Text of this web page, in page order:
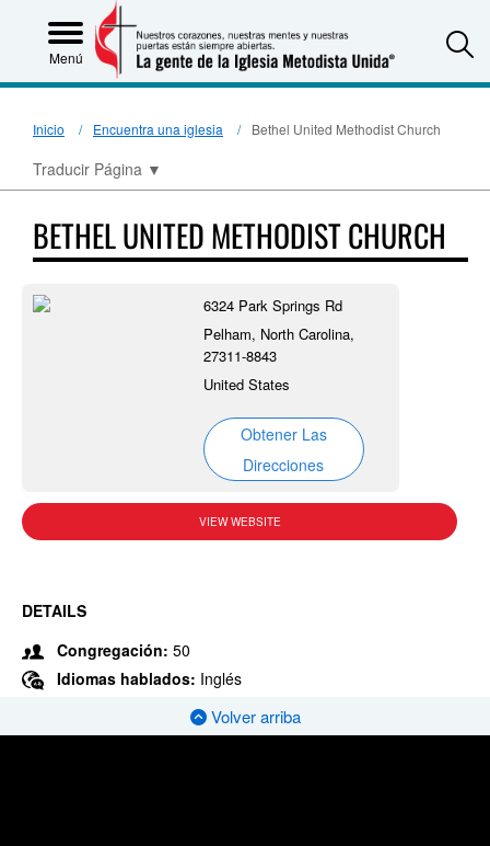
Menú
Inicio Encuentra una iglesia Bethel United Methodist Church
Traducir Página ▼
BETHEL UNITED METHODIST CHURCH
6324 Park Springs Rd
Pelham, North Carolina,
27311-8843
United States
Obtener Las
Direcciones
VIEW WEBSITE
DETAILS
Congregación: 50
Idiomas hablados: Inglés
Volver arriba